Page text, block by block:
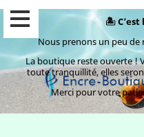
🏝️ C’est
Nous prenons un peu de
La boutique reste ouverte !
toute tranquillité, elles
Merci pour votre